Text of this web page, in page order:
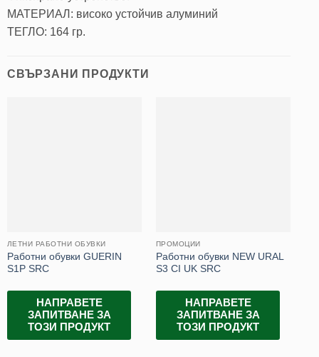
МАТЕРИАЛ: високо устойчив алуминий
ТЕГЛО: 164 гр.
СВЪРЗАНИ ПРОДУКТИ
ЛЕТНИ РАБОТНИ ОБУВКИ
Работни обувки GUERIN
S1P SRC
НАПРАВЕТЕ
ЗАПИТВАНЕ ЗА
ТОЗИ ПРОДУКТ
ПРОМОЦИИ
Работни обувки NEW URAL
S3 CI UK SRC
НАПРАВЕТЕ
ЗАПИТВАНЕ ЗА
ТОЗИ ПРОДУКТ